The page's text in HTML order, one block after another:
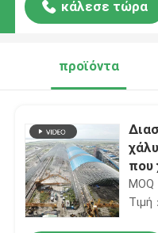
κάλεσε τώρα
προϊόντα
που
Τιμή